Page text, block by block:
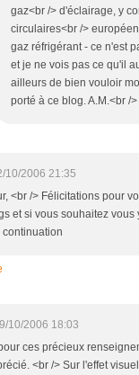
gaz<br /> d'éclairage, y
circulaires<br />
gaz réfrigérant - ce n'est
et je ne vois pas ce qu'il
ailleurs de bien vouloir
porté à ce blog. A.M.<br /
10/2006 21:35
<br /> Félicitations pour
et si vous souhaitez
continuation
10/2006 18:03
ces précieux
<br /> Sur l'effet